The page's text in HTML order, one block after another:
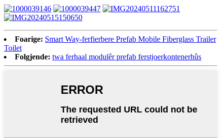
Foarige: Smart Way-ferfierbere Prefab Mobile Fiberglass Trailer
Toilet
Folgjende: twa ferhaal modulêr prefab ferstjoerkontenerhûs